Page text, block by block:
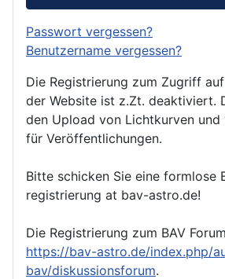
Passwort vergessen?
Benutzername vergessen?
Die Registrierung zum Zugriff
der Website ist z.Zt. deaktiviert.
den Upload von Lichtkurven und
für Veröffentlichungen.
Bitte schicken Sie eine formlose
registrierung at bav-astro.de!
Die Registrierung zum BAV
https://bav-astro.de/index.php/
bav/diskussionsforum.